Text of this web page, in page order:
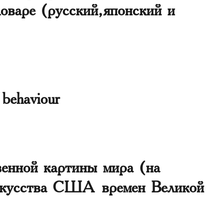
(русский, японский и
картины мира (на
США времен Великой